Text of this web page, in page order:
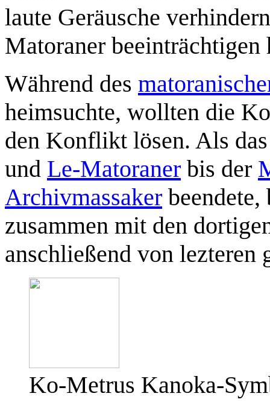
laute Geräusche
Matoraner beeinträchtigen
Während des
heimsuchte, wollten die
den Konflikt lösen. Als
und Le-Matoraner bis der
Archivmassaker
zusammen mit den
anschließend von lezteren
Ko-Metrus Kanoka-